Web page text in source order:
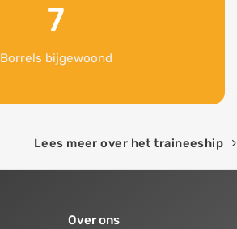
7
Borrels bijgewoond
Lees meer over het traineeship
Over ons